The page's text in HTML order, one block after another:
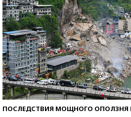
ПОСЛЕДСТВИЯ МОЩНОГО ОПОЛЗНЯ